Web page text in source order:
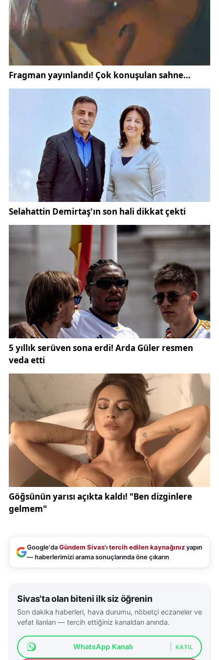
yoluyla bulaşan hastalıkların önlenmesinde maske
de koruyucu olabilir” diye konuştu.
Ayrıca çocuklarınsigara dumanından uzak
tutulması
aşı takvimlerinin düzenli olarak
gerektiğini vurguladı.
Toplumda antibiyotik kullanımına dair yanlış bilgilerin
yaygın olduğunu söyleyen Kara, “Her hastalıkta
antibiyotik kullanılmaz. Çocukluk çağında
enfeksiyonların çoğu virüs kaynaklıdır. Gereksiz
antibiyotik kullanımı bakteriyel direnç oluşturur”
uyarısında bulundu.
Kaynak:İha
Google'daGündem Sivas'ıtercih edilen kaynağınızyapın
— haberlerimizi arama sonuçlarında öne çıkarın
Sivas'ta olan biteni ilk siz öğrenin
Son dakika haberleri, hava durumu, nöbetçi eczaneler ve
vefat ilanları — tercih ettiğiniz kanaldan anında.
WhatsApp Kanalı KATIL